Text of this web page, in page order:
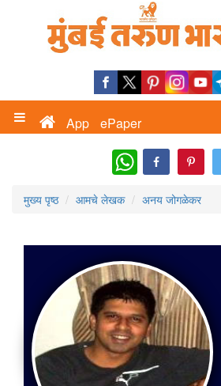
App ePaper
WhatsApp
मुख्य पृष्ठ आमचे लेखक अनय जोगळेकर